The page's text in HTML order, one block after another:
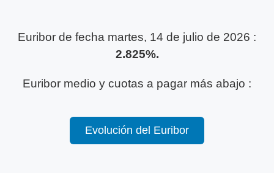
Euribor de fecha martes, 14 de julio de 2026 :
2.825%.
Euribor medio y cuotas a pagar más abajo :
Evolución del Euribor